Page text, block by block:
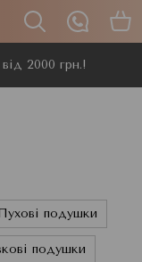
2000 грн.!
подушки
подушки